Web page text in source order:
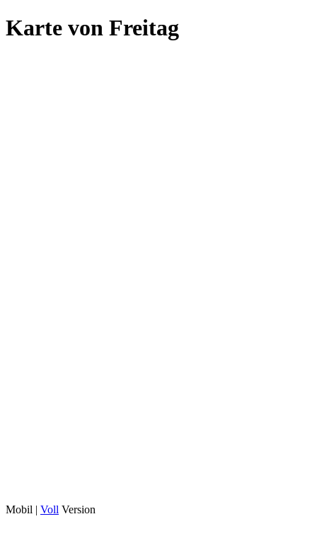
Karte von Freitag
Mobil | Voll Version